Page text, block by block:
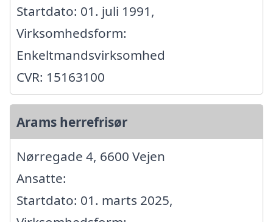
Startdato: 01. juli 1991,
Virksomhedsform:
Enkeltmandsvirksomhed
CVR: 15163100
Arams herrefrisør
Nørregade 4, 6600 Vejen
Ansatte:
Startdato: 01. marts 2025,